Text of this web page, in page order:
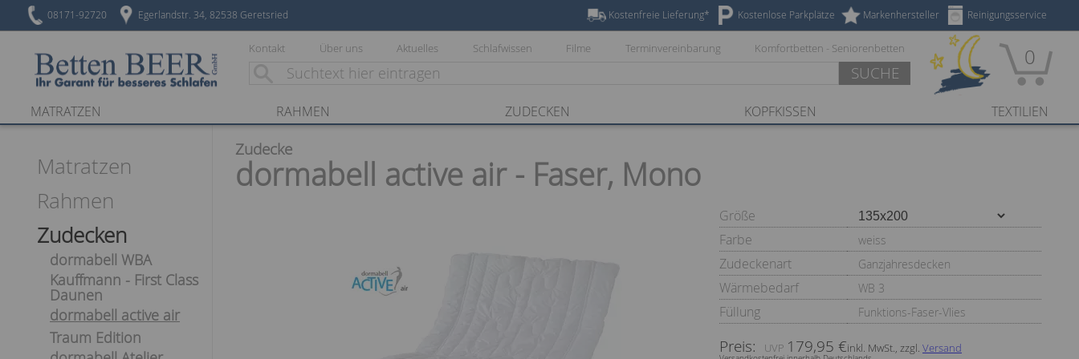
08171-92720 Egerlandstr. 34, 82538 Geretsried Reinigungsservice
Markenhersteller
Kostenlose Parkplätze
Kostenfreie Lieferung*
Kontakt Über uns Aktuelles Schlafwissen Filme Terminvereinbarung Komfortbetten - Seniorenbetten
SUCHE
0
MATRATZEN RAHMEN ZUDECKEN KOPFKISSEN TEXTILIEN
Matratzen
Rahmen
Zudecken
dormabell WBA
Kauffmann - First Class
Daunen
dormabell active air
Traum Edition
Zudecke
dormabell active air - Faser, Mono
Größe
Farbe
weiss
Zudeckenart Ganzjahresdecken
Wärmebedarf WB 3
Füllung Funktions-Faser-Vlies
Preis: 179,95 €inkl. MwSt., zzgl. Versand